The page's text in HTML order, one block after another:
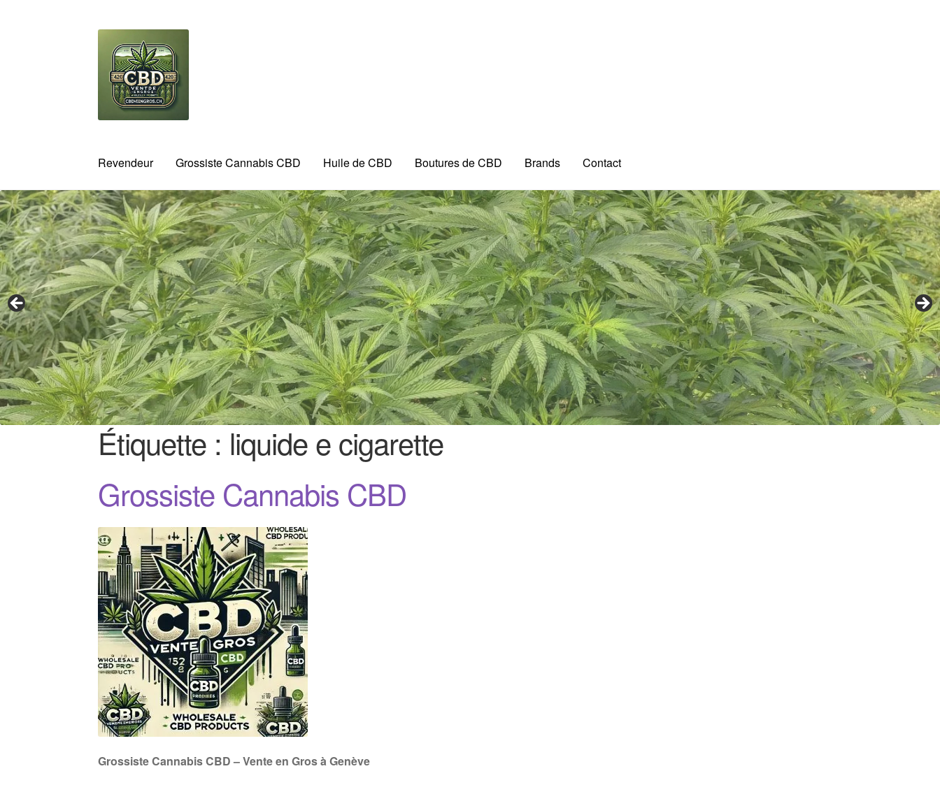
navigation
contenu
Revendeur Grossiste Cannabis CBD Huile de CBD Boutures de CBD Brands Contact
Étiquette : liquide e cigarette
Grossiste Cannabis CBD
Grossiste Cannabis CBD – Vente en Gros à Genève